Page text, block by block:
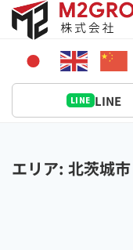
Bỏ
qua
dung
LINE LINE
エリア: 北茨城市